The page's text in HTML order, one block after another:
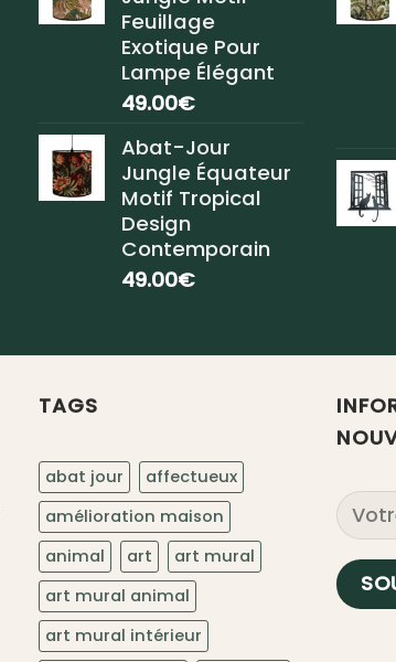
Feuillage
Exotique Pour
Lampe Élégant
49.00€
Abat-Jour
Jungle Équateur
Motif Tropical
Design
Contemporain
49.00€
TAGS
abat jour
affectueux
amélioration maison
animal
art
art mural
art mural animal
art mural intérieur